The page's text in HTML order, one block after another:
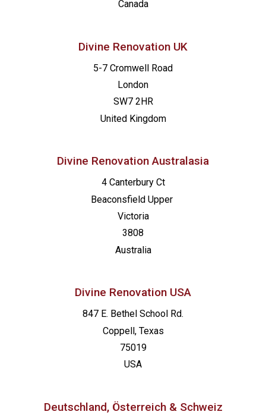
Canada
Divine Renovation UK
5-7 Cromwell Road
London
SW7 2HR
United Kingdom
Divine Renovation Australasia
4 Canterbury Ct
Beaconsfield Upper
Victoria
3808
Australia
Divine Renovation USA
847 E. Bethel School Rd.
Coppell, Texas
75019
USA
Deutschland, Österreich & Schweiz